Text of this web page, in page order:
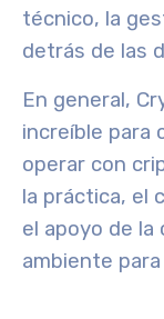
técnico, la
detrás de las
En general,
increíble para
operar con
la práctica, el
el apoyo de la
ambiente